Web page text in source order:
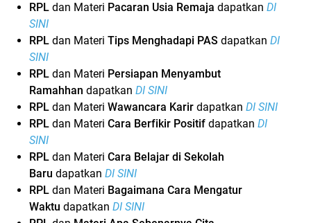
RPL dan Materi Pacaran Usia Remaja dapatkan DI
SINI
RPL dan Materi Tips Menghadapi PAS dapatkan DI
SINI
RPL dan Materi Persiapan Menyambut
Ramahhan dapatkan DI SINI
RPL dan Materi Wawancara Karir dapatkan DI SINI
RPL dan Materi Cara Berfikir Positif dapatkan DI
SINI
RPL dan Materi Cara Belajar di Sekolah
Baru dapatkan DI SINI
RPL dan Materi Bagaimana Cara Mengatur
Waktu dapatkan DI SINI